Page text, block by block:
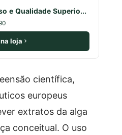
e Qualidade Superio...
loja
científica,
europeus
extratos da alga
conceitual. O uso